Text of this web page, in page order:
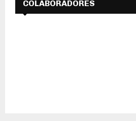
COLABORADORES